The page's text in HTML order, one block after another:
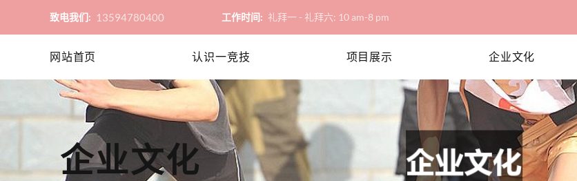
致电我们: 13594780400 工作时间: 礼拜一 - 礼拜六: 10 am-8 pm
网站首页 认识一竞技 项目展示 企业文化
企业文化